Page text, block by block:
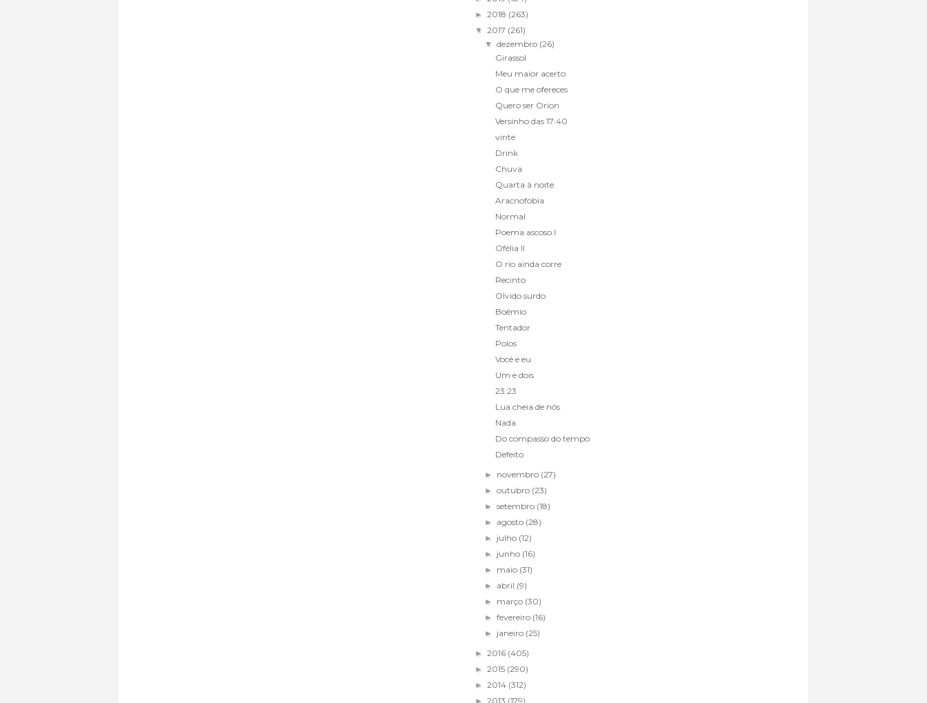
► 2018 (263)
▼ 2017 (261)
▼dezembro (26)
Girassol
Meu maior acerto
O que me ofereces
Quero ser Orion
Versinho das 17:40
vinte
Drink
Chuva
Quarta à noite
Aracnofobia
Normal
Poema ascoso I
Ofélia II
O rio ainda corre
Recinto
Olvido surdo
Boêmio
Tentador
Polos
Você e eu
Um e dois
23:23
Lua cheia de nós
Nada
Do compasso do tempo
Defeito
► novembro (27)
►outubro (23)
►setembro (18)
► agosto (28)
► julho (12)
► junho (16)
► maio (31)
► abril (9)
► março (30)
►fevereiro (16)
► janeiro (25)
► 2016 (405)
► 2015 (290)
► 2014 (312)
► 2013 (179)